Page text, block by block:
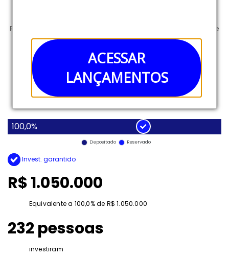
ACESSAR
LANÇAMENTOS
Plataforma de saúde preventiva através de At Home
Lab Tests que permite fazer diversos check-ups de
saúde com poucas gotas de sangue.
100,0%
Depositado Reservado
Invest. garantido
R$ 1.050.000
Equivalente a 100,0% de R$ 1.050.000
232 pessoas
investiram